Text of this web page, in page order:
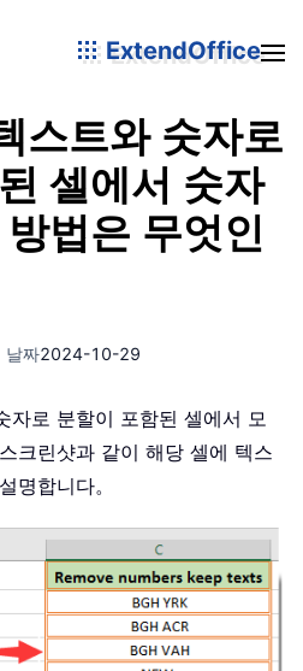
ExtendOffice
스트와 숫자로
셀에서 숫자
법은 무엇인
날짜2024-10-29
자로 분할이 포함된 셀에서 모
크린샷과 같이 해당 셀에 텍스
명합니다。